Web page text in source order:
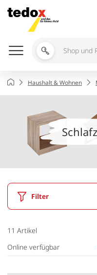
Inhalt
springen
Shop
durchsuchen
StartseiteHaushalt & Wohnen
Filter
11 Artikel
Online verfügbar